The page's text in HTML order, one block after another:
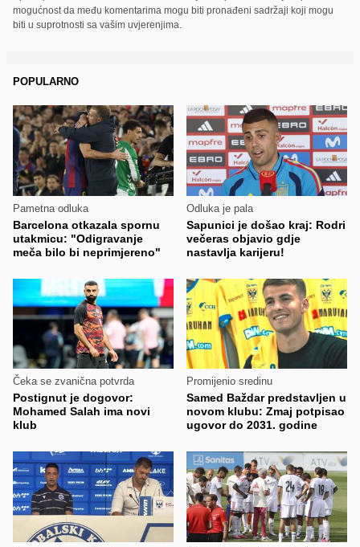
mogućnost da među komentarima mogu biti pronađeni sadržaji koji mogu
biti u suprotnosti sa vašim uvjerenjima.
POPULARNO
Pametna odluka
Barcelona otkazala spornu
utakmicu: "Odigravanje
meča bilo bi neprimjereno"
Odluka je pala
Sapunici je došao kraj: Rodri
večeras objavio gdje
nastavlja karijeru!
Čeka se zvanična potvrda
Postignut je dogovor:
Mohamed Salah ima novi
klub
Promijenio sredinu
Samed Baždar predstavljen u
novom klubu: Zmaj potpisao
ugovor do 2031. godine